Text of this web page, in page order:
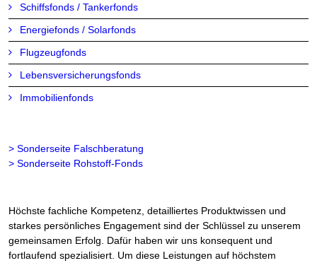
Schiffsfonds / Tankerfonds
Energiefonds / Solarfonds
Flugzeugfonds
Lebensversicherungsfonds
Immobilienfonds
> Sonderseite Falschberatung
> Sonderseite Rohstoff-Fonds
Höchste fachliche Kompetenz, detailliertes Produktwissen und
starkes persönliches Engagement sind der Schlüssel zu unserem
gemeinsamen Erfolg. Dafür haben wir uns konsequent und
fortlaufend spezialisiert. Um diese Leistungen auf höchstem